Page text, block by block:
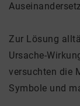
Zur Lösung
Ursache-
versuchten die
Symbole und